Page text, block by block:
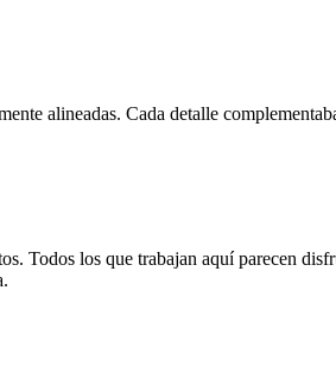
alineadas. Cada detalle
Todos los que trabajan aquí parecen